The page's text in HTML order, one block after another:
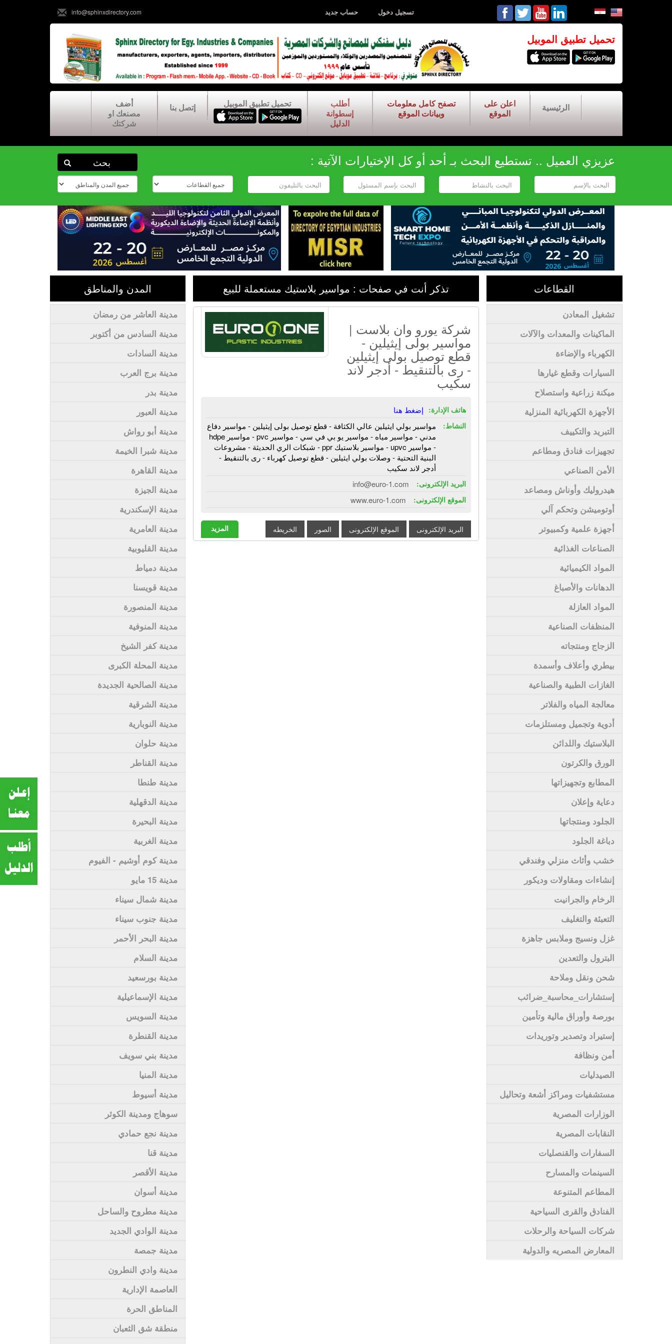
تسجيل دخول حساب جديد info@sphinxdirectory.com
تحميل تطبيق الموبيل
الرئيسية
اعلن على
الموقع
تصفح كامل معلومات
وبيانات الموقع
أطلب
إسطوانة
الدليل
تحميل تطبيق الموبيل إتصل بنا
أضف
مصنعك او
شركتك
عزيزي العميل .. تستطيع البحث بـ أحد أو كل الإختيارات الآتية :
القطاعات
تشغيل المعادن
الماكينات والمعدات والآلات
الكهرباء والإضاءة
السيارات وقطع غيارها
ميكنة زراعية واستصلاح
الأجهزة الكهربائية المنزلية
التبريد والتكييف
تجهيزات فنادق ومطاعم
الأمن الصناعي
هيدروليك وأوناش ومصاعد
أوتوميشن وتحكم آلي
أجهزة علمية وكمبيوتر
الصناعات الغذائية
المواد الكيميائية
الدهانات والأصباغ
المواد العازلة
المنظفات الصناعية
الزجاج ومنتجاته
بيطري وأعلاف وأسمدة
الغازات الطبية والصناعية
معالجة المياه والفلاتر
أدوية وتجميل ومستلزمات
البلاستيك واللدائن
الورق والكرتون
المطابع وتجهيزاتها
دعاية وإعلان
الجلود ومنتجاتها
دباغة الجلود
خشب وأثاث منزلي وفندقي
إنشاءات ومقاولات وديكور
الرخام والجرانيت
التعبئة والتغليف
غزل ونسيج وملابس جاهزة
البترول والتعدين
شحن ونقل وملاحة
إستشارات_محاسبة_ضرائب
بورصة وأوراق مالية وتأمين
إستيراد وتصدير وتوريدات
أمن ونظافة
الصيدليات
مستشفيات ومراكز أشعة وتحاليل
الوزارات المصرية
النقابات المصرية
السفارات والقنصليات
السينمات والمسارح
المطاعم المتنوعة
الفنادق والقرى السياحية
شركات السياحة والرحلات
المعارض المصريه والدولية
تذكر أنت في صفحات : مواسير بلاستيك مستعملة للبيع
شركة يورو وان بلاست |
مواسير بولى إيثيلين -
قطع توصيل بولى إيثيلين
- رى بالتنقيط - أدجر لاند
سكيب
هاتف الإدارة: إضغط هنا
النشاط:
مواسير بولي ايثيلين عالي الكثافة - قطع توصيل بولى إيثيلين - مواسير دفاع
مدني - مواسير مياه - مواسير يو بي في سي - مواسير pvc - مواسير hdpe
- مواسير upvc - مواسير بلاستيك ppr - شبكات الري الحديثة - مشروعات
البنية التحتية - وصلات بولي ايثيلين - قطع توصيل كهرباء - رى بالتنقيط -
أدجر لاند سكيب
البريد الإلكترونى: info@euro-1.com
الموقع الإلكترونى: www.euro-1.com
المزيد البريد الإلكترونى الموقع الإلكترونى الصور الخريطه
المدن والمناطق
مدينة العاشر من رمضان
مدينة السادس من أكتوبر
مدينة السادات
مدينة برج العرب
مدينة بدر
مدينة العبور
مدينة أبو رواش
مدينة شبرا الخيمة
مدينة القاهرة
مدينة الجيزة
مدينة الإسكندرية
مدينة العامرية
مدينة القليوبية
مدينة دمياط
مدينة قويسنا
مدينة المنصورة
مدينة المنوفية
مدينة كفر الشيخ
مدينة المحلة الكبرى
مدينة الصالحية الجديدة
مدينة الشرقية
مدينة النوبارية
مدينة حلوان
مدينة القناطر
مدينة طنطا
مدينة الدقهلية
مدينة البحيرة
مدينة الغربية
مدينة كوم أوشيم - الفيوم
مدينة 15 مايو
مدينة شمال سيناء
مدينة جنوب سيناء
مدينة البحر الأحمر
مدينة السلام
مدينة بورسعيد
مدينة الإسماعيلية
مدينة السويس
مدينة القنطرة
مدينة بني سويف
مدينة المنيا
مدينة أسيوط
سوهاج ومدينة الكوثر
مدينة نجع حمادي
مدينة قنا
مدينة الأقصر
مدينة أسوان
مدينة مطروح والساحل
مدينة الوادي الجديد
مدينة جمصة
مدينة وادي النطرون
العاصمة الإدارية
المناطق الحرة
منطقة شق الثعبان